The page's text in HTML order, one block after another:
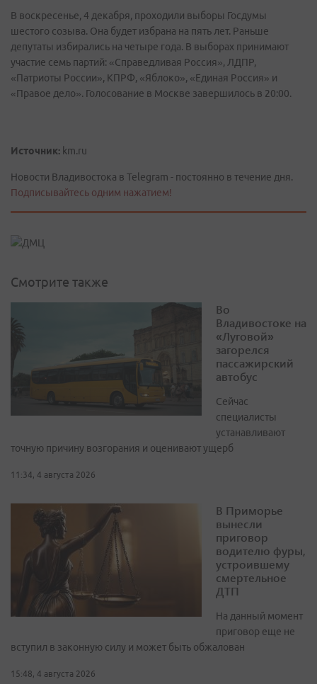
В воскресенье, 4 декабря, проходили выборы Госдумы
шестого созыва. Она будет избрана на пять лет. Раньше
депутаты избирались на четыре года. В выборах принимают
участие семь партий: «Справедливая Россия», ЛДПР,
«Патриоты России», КПРФ, «Яблоко», «Единая Россия» и
«Правое дело». Голосование в Москве завершилось в 20:00.
Источник: km.ru
Новости Владивостока в Telegram - постоянно в течение дня.
Подписывайтесь одним нажатием!
Смотрите также
Во
Владивостоке на
«Луговой»
загорелся
пассажирский
автобус
Сейчас
специалисты
устанавливают
точную причину возгорания и оценивают ущерб
11:34, 4 августа 2026
В Приморье
вынесли
приговор
водителю фуры,
устроившему
смертельное
ДТП
На данный момент
приговор еще не
вступил в законную силу и может быть обжалован
15:48, 4 августа 2026